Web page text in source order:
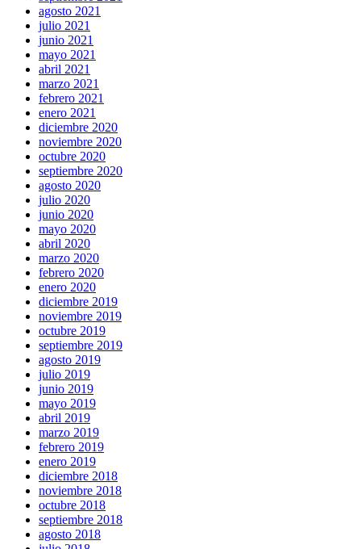
agosto 2021
julio 2021
junio 2021
mayo 2021
abril 2021
marzo 2021
febrero 2021
enero 2021
diciembre 2020
noviembre 2020
octubre 2020
septiembre 2020
agosto 2020
julio 2020
junio 2020
mayo 2020
abril 2020
marzo 2020
febrero 2020
enero 2020
diciembre 2019
noviembre 2019
octubre 2019
septiembre 2019
agosto 2019
julio 2019
junio 2019
mayo 2019
abril 2019
marzo 2019
febrero 2019
enero 2019
diciembre 2018
noviembre 2018
octubre 2018
septiembre 2018
agosto 2018